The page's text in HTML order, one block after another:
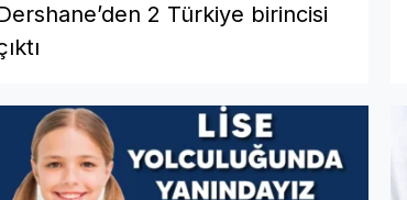
2 Türkiye birincisi